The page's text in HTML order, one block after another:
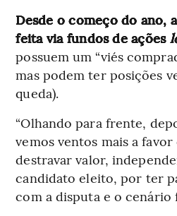
Desde o começo do ano,
feita via fundos de ações
possuem um “viés
mas podem ter posições
queda).
“Olhando para frente,
vemos ventos mais a
destravar valor,
candidato eleito, por ter
com a disputa e o cenário